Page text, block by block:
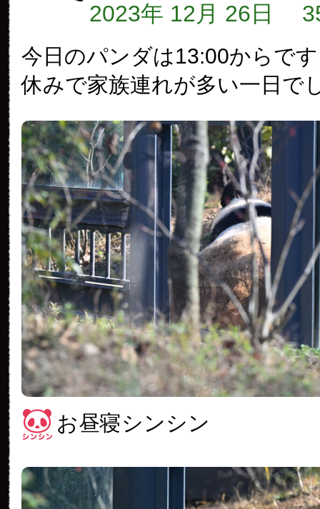
2023年 12月 26日
今日のパンダは13:00からで
休みで家族連れが多い一日で
お昼寝シンシン